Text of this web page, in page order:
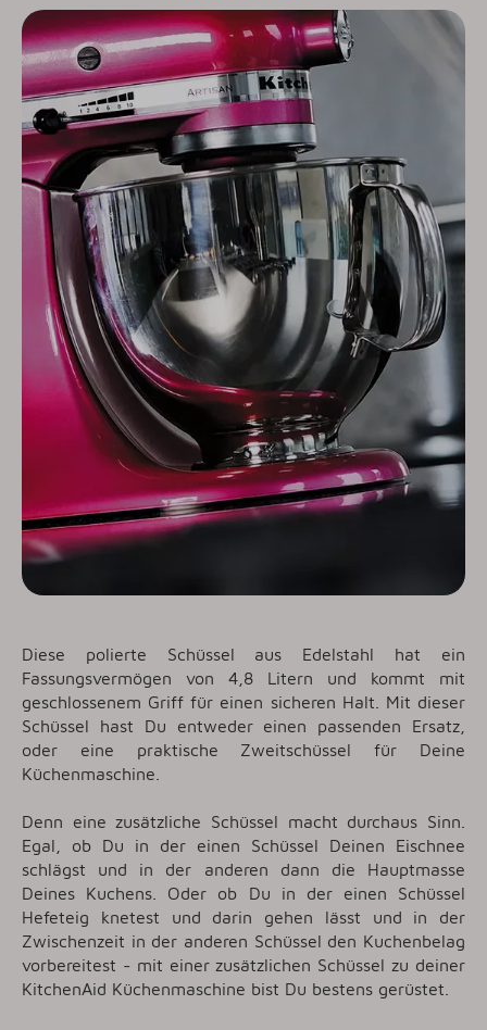
Diese polierte Schüssel aus Edelstahl hat ein
Fassungsvermögen von 4,8 Litern und kommt mit
geschlossenem Griff für einen sicheren Halt. Mit dieser
Schüssel hast Du entweder einen passenden Ersatz,
oder eine praktische Zweitschüssel für Deine
Küchenmaschine.
Denn eine zusätzliche Schüssel macht durchaus Sinn.
Egal, ob Du in der einen Schüssel Deinen Eischnee
schlägst und in der anderen dann die Hauptmasse
Deines Kuchens. Oder ob Du in der einen Schüssel
Hefeteig knetest und darin gehen lässt und in der
Zwischenzeit in der anderen Schüssel den Kuchenbelag
vorbereitest - mit einer zusätzlichen Schüssel zu deiner
KitchenAid Küchenmaschine bist Du bestens gerüstet.